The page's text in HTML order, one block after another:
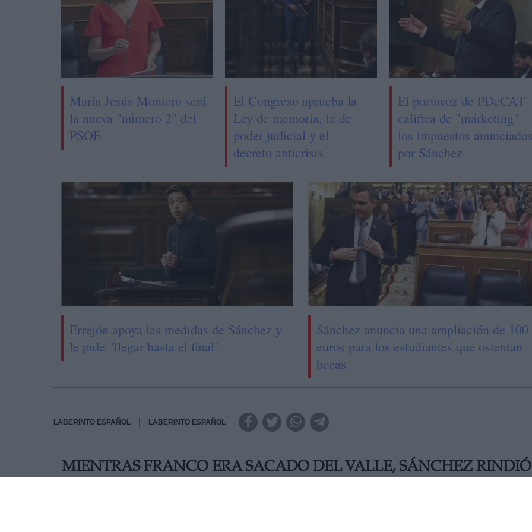
María Jesús Montero será
la nueva "número 2" del
PSOE
El Congreso aprueba la
Ley de memoria, la de
poder judicial y el
decreto anticrisis
El portavoz de PDeCAT
califica de "márketing"
los impuestos
por Sánchez
Errejón apoya las medidas de Sánchez y
le pide "llegar hasta el final"
Sánchez anuncia una ampliación de 100
euros para los estudiantes que ostentan
becas
LABERINTO ESPAÑOL LABERINTO ESPAÑOL
MIENTRAS FRANCO ERA SACADO DEL VALLE, SÁNCHEZ RINDIÓ